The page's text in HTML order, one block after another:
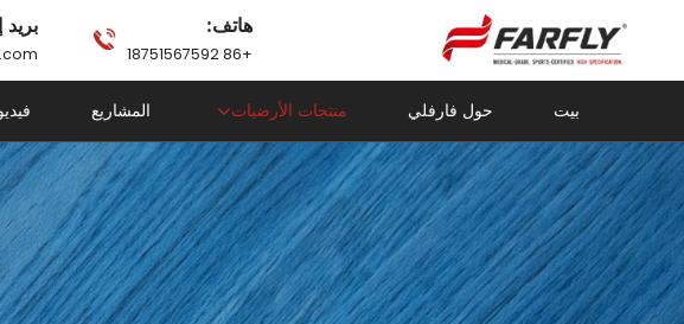
هاتف:
+86 18751567592
بيت حول فارفلي منتجات الأرضيات المشاريع